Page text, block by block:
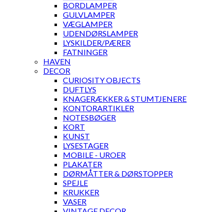
BORDLAMPER
GULVLAMPER
VÆGLAMPER
UDENDØRSLAMPER
LYSKILDER/PÆRER
FATNINGER
HAVEN
DECOR
CURIOSITY OBJECTS
DUFTLYS
KNAGERÆKKER & STUMTJENERE
KONTORARTIKLER
NOTESBØGER
KORT
KUNST
LYSESTAGER
MOBILE - UROER
PLAKATER
DØRMÅTTER & DØRSTOPPER
SPEJLE
KRUKKER
VASER